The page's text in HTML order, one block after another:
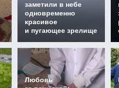
заметили в небе
одновременно
красивое
и пугающее зрелище
Любовь